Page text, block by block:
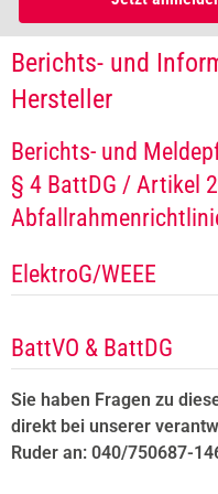
Berichts- und
Hersteller
Berichts- und
§ 4 BattDG / Artikel
ElektroG/WEEE
BattVO & BattDG
Sie haben Fragen zu
direkt bei unserer
Ruder an: 040/750687-